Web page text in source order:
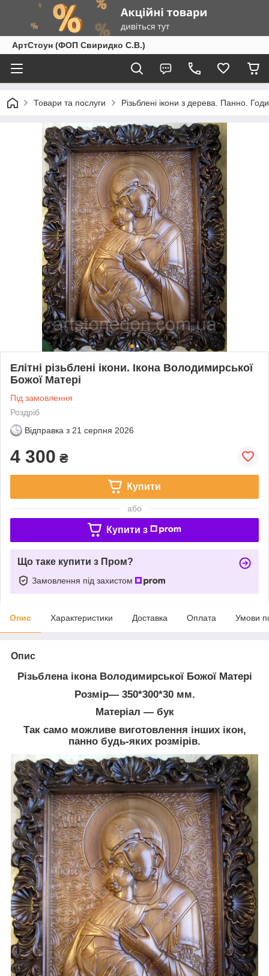
АртСтоун (ФОП Свиридко С.В.)
Товари та послуги Різьблені ікони з дерева. Панно.
Елітні різьблені ікони. Ікона Володимирської
Божої Матері
Під замовлення
Роздріб
Відправка з 21 серпня 2026
4 300 ₴
Купити
або
Купити з
Що таке купити з Пром?
Замовлення під захистом
Опис Характеристики Доставка Оплата Умови
Опис
Різьблена ікона Володимирської Божої Матері
Розмір― 350*300*30 мм.
Матеріал ― бук
Так само можливе виготовлення інших ікон,
панно будь-яких розмірів.